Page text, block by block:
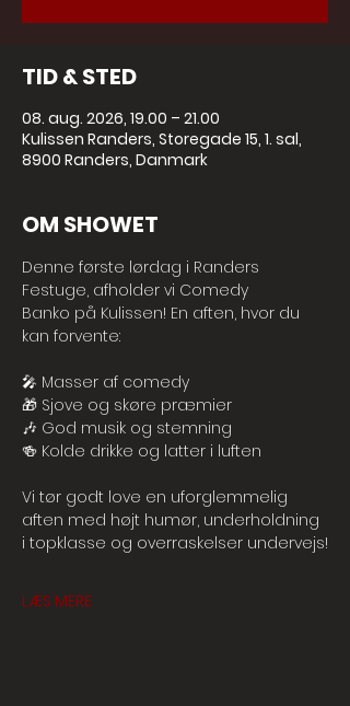
TID & STED
08. aug. 2026, 19.00 – 21.00
Kulissen Randers, Storegade 15, 1. sal,
8900 Randers, Danmark
OM SHOWET
Denne første lørdag i Randers
Festuge, afholder vi Comedy
Banko på Kulissen! En aften, hvor du
kan forvente:
🎤 Masser af comedy
🎁 Sjove og skøre præmier
🎶 God musik og stemning
🍻 Kolde drikke og latter i luften
Vi tør godt love en uforglemmelig
aften med højt humør, underholdning
i topklasse og overraskelser undervejs!
LÆS MERE